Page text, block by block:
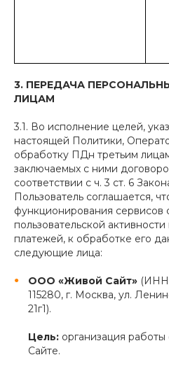
3. ПЕРЕДАЧА
ЛИЦАМ
3.1. Во исполнение целей,
настоящей Политики,
обработку ПДн третьим
заключаемых с ними
соответствии с ч. 3 ст. 6
Пользователь соглашается,
функционирования сервисов
пользовательской
платежей, к обработке его
следующие лица:
ООО «Живой Сайт» (ИНН
115280, г. Москва, ул.
21г1).
Цель: организация
Сайте.